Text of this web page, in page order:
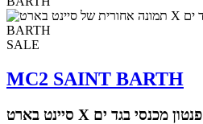
SALE
MC2 SAINT BARTH
סיינט בארט X פנטון מכנסי בגד ים